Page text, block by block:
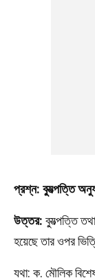
প্রশ্ন: ব্যুত্পত্তি
উত্তর: ব্যুত্পত্তি
হয়েছে তার ওপর
যথা: ক. মৌলিক